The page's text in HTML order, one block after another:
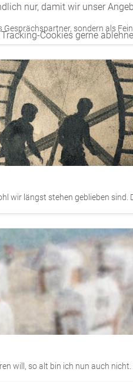
sondern als
wir längst stehen geblieben sind.
will, so alt bin ich nun auch nicht.
nur, damit wir unser
Cookies gerne